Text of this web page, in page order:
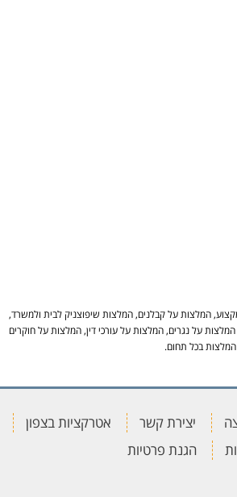
המלצות על קבלנים, המלצות שיפוצניק לבית ולמשרד,
על נגרים, המלצות על עורכי דין, המלצות על חוקרים
המלצות בכל תחום.
יצירת קשר
אטרקציות בצפון
הגנת פרטיות